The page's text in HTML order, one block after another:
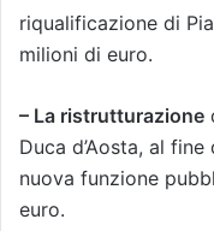
riqualificazione di
milioni di euro.
– La ristrutturazione
Duca d’Aosta, al
nuova funzione
euro.